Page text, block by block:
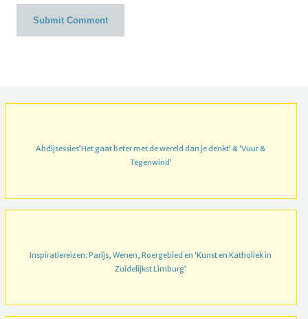
Abdijsessies’Het gaat beter met de wereld dan je denkt’ & ‘Vuur &
Tegenwind’
Inspiratiereizen: Parijs, Wenen, Roergebied en ‘Kunst en Katholiek in
Zuidelijkst Limburg’